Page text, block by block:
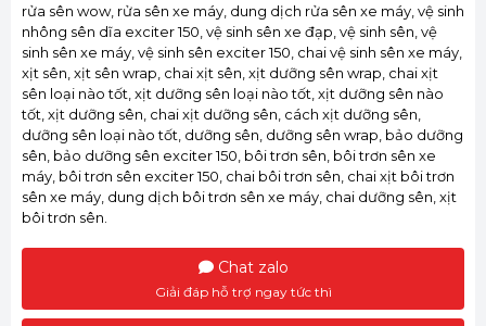
rửa sên wow, rửa sên xe máy, dung dịch rửa sên xe máy, vệ sinh
nhông sên dĩa exciter 150, vệ sinh sên xe đạp, vệ sinh sên, vệ
sinh sên xe máy, vệ sinh sên exciter 150, chai vệ sinh sên xe máy,
xịt sên, xịt sên wrap, chai xịt sên, xịt dưỡng sên wrap, chai xịt
sên loại nào tốt, xịt dưỡng sên loại nào tốt, xịt dưỡng sên nào
tốt, xịt dưỡng sên, chai xịt dưỡng sên, cách xịt dưỡng sên,
dưỡng sên loại nào tốt, dưỡng sên, dưỡng sên wrap, bảo dưỡng
sên, bảo dưỡng sên exciter 150, bôi trơn sên, bôi trơn sên xe
máy, bôi trơn sên exciter 150, chai bôi trơn sên, chai xịt bôi trơn
sên xe máy, dung dịch bôi trơn sên xe máy, chai dưỡng sên, xịt
bôi trơn sên.
Chat zalo
Giải đáp hỗ trợ ngay tức thì